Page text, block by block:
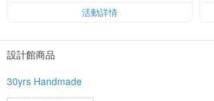
活動詳情
設計館商品
30yrs Handmade